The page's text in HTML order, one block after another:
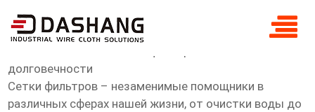
высокое ксчество сетка фильтра
долговечности
Сетки фильтров – незаменимые помощники в
различных сферах нашей жизни, от очистки воды до